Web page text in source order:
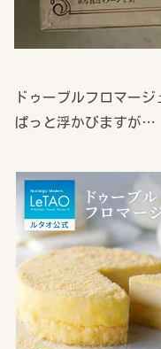
ドゥーブルフロマー
ぱっと浮かびますが…